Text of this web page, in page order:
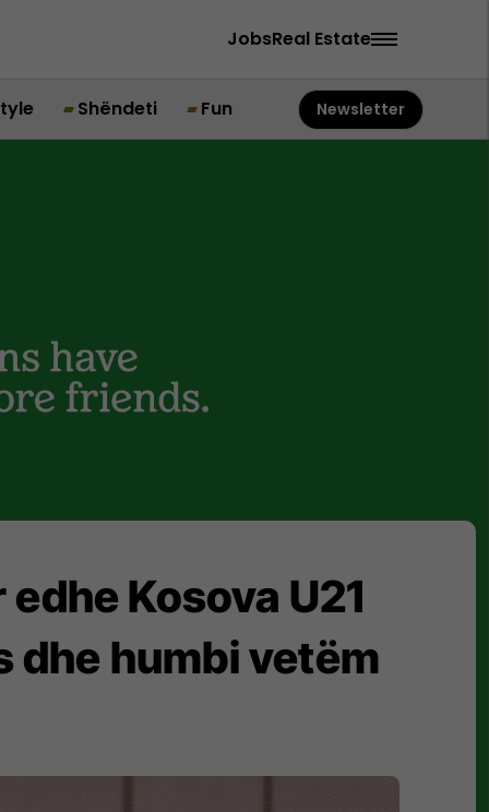
JobsReal Estate
Shëndeti Fun Newsletter
Kosova U21
dhe humbi vetëm